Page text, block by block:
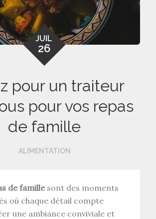
JUIL
26
pour un traiteur
pour vos repas
de famille
ALIMENTATION
de famillesont des moments
où chaque détail compte
une ambiance conviviale et